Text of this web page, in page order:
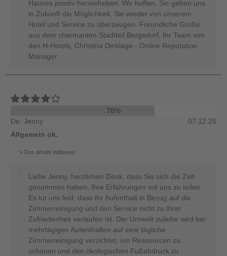
Hauses positiv hervorheben. Wir hoffen, Sie geben uns
in Zukunft die Möglichkeit, Sie wieder von unserem
Hotel und Service zu überzeugen. Freundliche Grüße
aus dem charmanten Stadtteil Bergedorf, Ihr Team von
den H-Hotels, Christina Dinklage - Online Reputation
Manager
70%
De: Jenny
07.12.25
Allgemein ok.
Des détails indiquent
Liebe Jenny, herzlichen Dank, dass Sie sich die Zeit
genommen haben, Ihre Erfahrungen mit uns zu teilen.
Es tut uns leid, dass Ihr Aufenthalt in Bezug auf die
Zimmerreinigung und den Service nicht zu Ihrer
Zufriedenheit verlaufen ist. Der Umwelt zuliebe wird bei
mehrtägigen Aufenthalten auf eine tägliche
Zimmerreinigung verzichtet, um Ressourcen zu
schonen und den ökologischen Fußabdruck zu